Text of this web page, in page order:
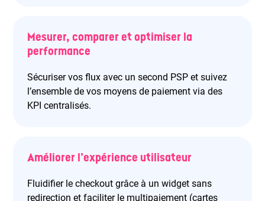
Mesurer, comparer et optimiser la
performance
Sécuriser vos flux avec un second PSP et suivez
l’ensemble de vos moyens de paiement via des
KPI centralisés.
Améliorer l’expérience utilisateur
Fluidifier le checkout grâce à un widget sans
redirection et faciliter le multipaiement (cartes